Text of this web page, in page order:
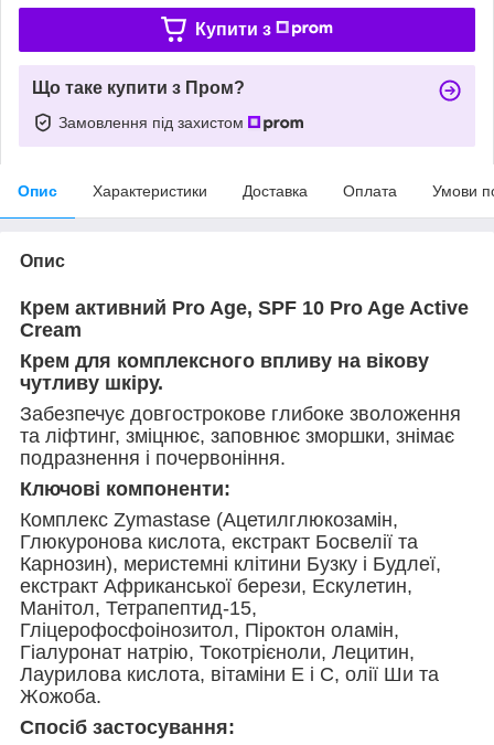
Купити з
Що таке купити з Пром?
Замовлення під захистом
Опис Характеристики Доставка Оплата Умови
Опис
Крем активний Pro Age, SPF 10 Pro Age Active
Cream
Крем для комплексного впливу на вікову
чутливу шкіру.
Забезпечує довгострокове глибоке зволоження
та ліфтинг, зміцнює, заповнює зморшки, знімає
подразнення і почервоніння.
Ключові компоненти:
Комплекс Zymastase (Ацетилглюкозамін,
Глюкуронова кислота, екстракт Босвелії та
Карнозин), меристемні клітини Бузку і Будлеї,
екстракт Африканської берези, Ескулетин,
Манітол, Тетрапептид-15,
Гліцерофосфоінозитол, Піроктон оламін,
Гіалуронат натрію, Токотрієноли, Лецитин,
Лаурилова кислота, вітаміни Е і С, олії Ши та
Жожоба.
Спосіб застосування: